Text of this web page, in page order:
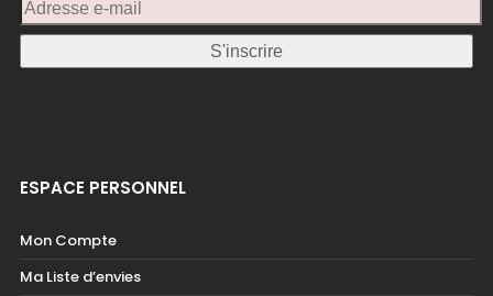
ESPACE PERSONNEL
Mon Compte
Ma Liste d’envies